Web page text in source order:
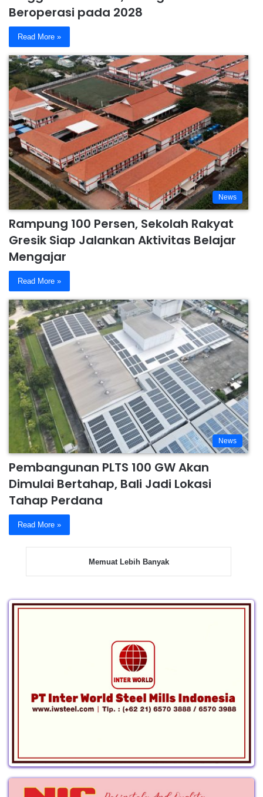
Beroperasi pada 2028
Read More »
News
Rampung 100 Persen, Sekolah Rakyat
Gresik Siap Jalankan Aktivitas Belajar
Mengajar
Read More »
News
Pembangunan PLTS 100 GW Akan
Dimulai Bertahap, Bali Jadi Lokasi
Tahap Perdana
Read More »
Memuat Lebih Banyak